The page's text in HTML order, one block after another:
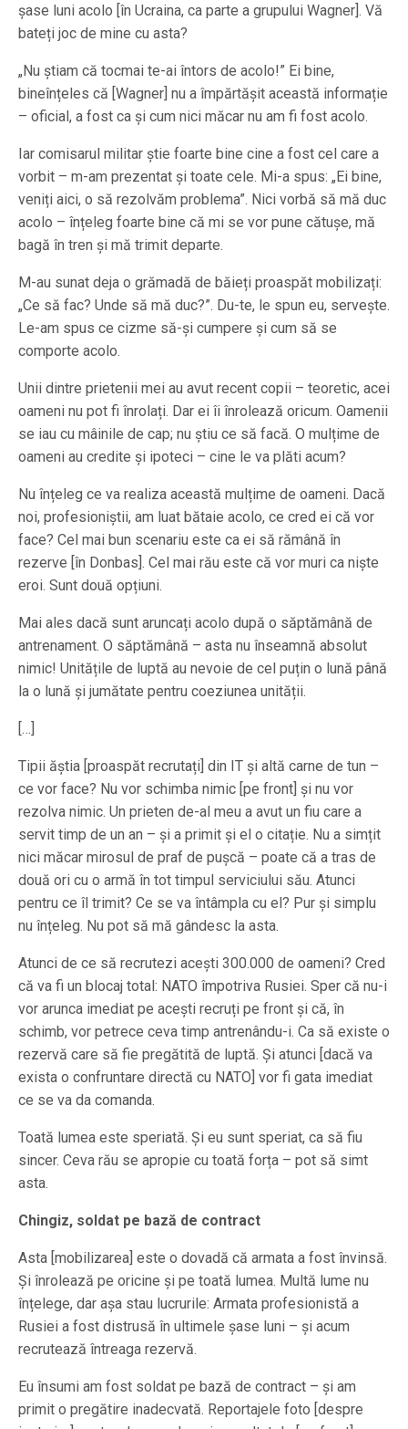
șase luni acolo [în Ucraina, ca parte a grupului Wagner]. Vă
bateți joc de mine cu asta?
„Nu știam că tocmai te-ai întors de acolo!” Ei bine,
bineînțeles că [Wagner] nu a împărtășit această informație
– oficial, a fost ca și cum nici măcar nu am fi fost acolo.
Iar comisarul militar știe foarte bine cine a fost cel care a
vorbit – m-am prezentat și toate cele. Mi-a spus: „Ei bine,
veniți aici, o să rezolvăm problema”. Nici vorbă să mă duc
acolo – înțeleg foarte bine că mi se vor pune cătușe, mă
bagă în tren și mă trimit departe.
M-au sunat deja o grămadă de băieți proaspăt mobilizați:
„Ce să fac? Unde să mă duc?”. Du-te, le spun eu, servește.
Le-am spus ce cizme să-și cumpere și cum să se
comporte acolo.
Unii dintre prietenii mei au avut recent copii – teoretic, acei
oameni nu pot fi înrolați. Dar ei îi înrolează oricum. Oamenii
se iau cu mâinile de cap; nu știu ce să facă. O mulțime de
oameni au credite și ipoteci – cine le va plăti acum?
Nu înțeleg ce va realiza această mulțime de oameni. Dacă
noi, profesioniștii, am luat bătaie acolo, ce cred ei că vor
face? Cel mai bun scenariu este ca ei să rămână în
rezerve [în Donbas]. Cel mai rău este că vor muri ca niște
eroi. Sunt două opțiuni.
Mai ales dacă sunt aruncați acolo după o săptămână de
antrenament. O săptămână – asta nu înseamnă absolut
nimic! Unitățile de luptă au nevoie de cel puțin o lună până
la o lună și jumătate pentru coeziunea unității.
[…]
Tipii ăștia [proaspăt recrutați] din IT și altă carne de tun –
ce vor face? Nu vor schimba nimic [pe front] și nu vor
rezolva nimic. Un prieten de-al meu a avut un fiu care a
servit timp de un an – și a primit și el o citație. Nu a simțit
nici măcar mirosul de praf de pușcă – poate că a tras de
două ori cu o armă în tot timpul serviciului său. Atunci
pentru ce îl trimit? Ce se va întâmpla cu el? Pur și simplu
nu înțeleg. Nu pot să mă gândesc la asta.
Atunci de ce să recrutezi acești 300.000 de oameni? Cred
că va fi un blocaj total: NATO împotriva Rusiei. Sper că nu-i
vor arunca imediat pe acești recruți pe front și că, în
schimb, vor petrece ceva timp antrenându-i. Ca să existe o
rezervă care să fie pregătită de luptă. Și atunci [dacă va
exista o confruntare directă cu NATO] vor fi gata imediat
ce se va da comanda.
Toată lumea este speriată. Și eu sunt speriat, ca să fiu
sincer. Ceva rău se apropie cu toată forța – pot să simt
asta.
Chingiz, soldat pe bază de contract
Asta [mobilizarea] este o dovadă că armata a fost învinsă.
Și înrolează pe oricine și pe toată lumea. Multă lume nu
înțelege, dar așa stau lucrurile: Armata profesionistă a
Rusiei a fost distrusă în ultimele șase luni – și acum
recrutează întreaga rezervă.
Eu însumi am fost soldat pe bază de contract – și am
primit o pregătire inadecvată. Reportajele foto [despre